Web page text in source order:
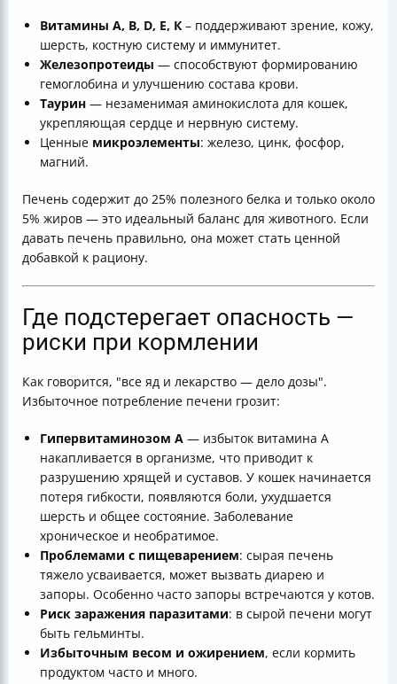
Витамины А, В, D, Е, К– поддерживают зрение, кожу,
шерсть, костную систему и иммунитет.
Железопротеиды — способствуют формированию
гемоглобина и улучшению состава крови.
Таурин — незаменимая аминокислота для кошек,
укрепляющая сердце и нервную систему.
Ценные микроэлементы: железо, цинк, фосфор,
магний.
Печень содержит до 25% полезного белка и только около
5% жиров — это идеальный баланс для животного. Если
давать печень правильно, она может стать ценной
добавкой к рациону.
Где подстерегает опасность —
риски при кормлении
Как говорится, "все яд и лекарство — дело дозы".
Избыточное потребление печени грозит:
Гипервитаминозом А — избыток витамина А
накапливается в организме, что приводит к
разрушению хрящей и суставов. У кошек начинается
потеря гибкости, появляются боли, ухудшается
шерсть и общее состояние. Заболевание
хроническое и необратимое.
Проблемами с пищеварением: сырая печень
тяжело усваивается, может вызвать диарею и
запоры. Особенно часто запоры встречаются у котов.
Риск заражения паразитами: в сырой печени могут
быть гельминты.
Избыточным весом и ожирением, если кормить
продуктом часто и много.